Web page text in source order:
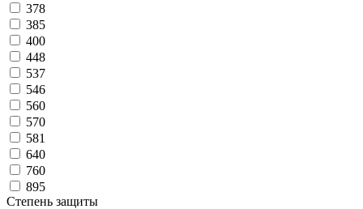
378
385
400
448
537
546
560
570
581
640
760
895
Степень защиты